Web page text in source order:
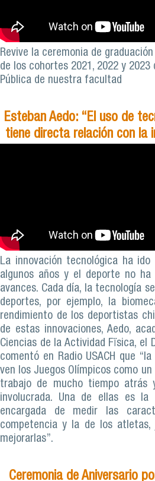
Revive la ceremonia de
de los cohortes 2021, 2022 y 2023
Pública de nuestra facultad
Esteban Aedo: “El uso de
tiene directa relación con la
La innovación tecnológica ha
algunos años y el deporte no
avances. Cada día, la tecnología
deportes, por ejemplo, la
rendimiento de los deportistas
de estas innovaciones, Aedo,
Ciencias de la Actividad Fïsica, el
comentó en Radio USACH que
ven los Juegos Olímpicos como
trabajo de mucho tiempo atrás
involucrada. Una de ellas es la
encargada de medir las
competencia y la de los atletas,
mejorarlas”.
Ceremonia de Aniversario